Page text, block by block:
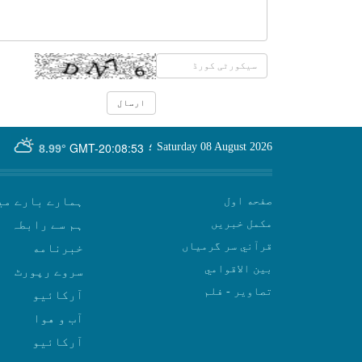
GMT-20:08:53
8.99° Saturday 08 August 2026 ؛
صفحه اول
مکمل خبریں
قرآني سر گرمياں
بين الاقوامي
تصاوير - فلم
ہمارے بارے
ہم سے رابطہ
سروے رپورٹ
آرکائیو
آب و هوا